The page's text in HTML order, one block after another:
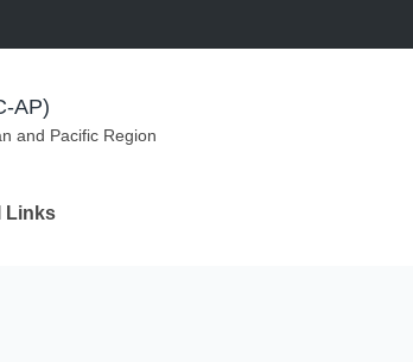
AP)
and Pacific Region
Links